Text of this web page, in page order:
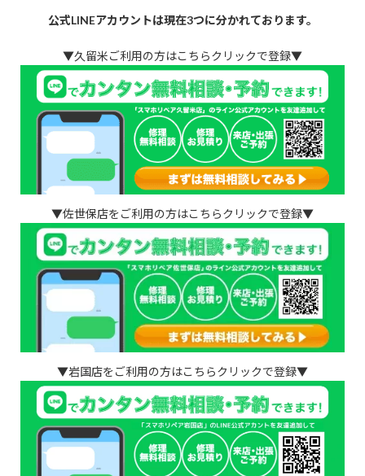
公式LINEアカウントは現在3つに分かれております。
▼久留米ご利用の方はこちらクリックで登録▼
▼佐世保店をご利用の方はこちらクリックで登録▼
▼岩国店をご利用の方はこちらクリックで登録▼